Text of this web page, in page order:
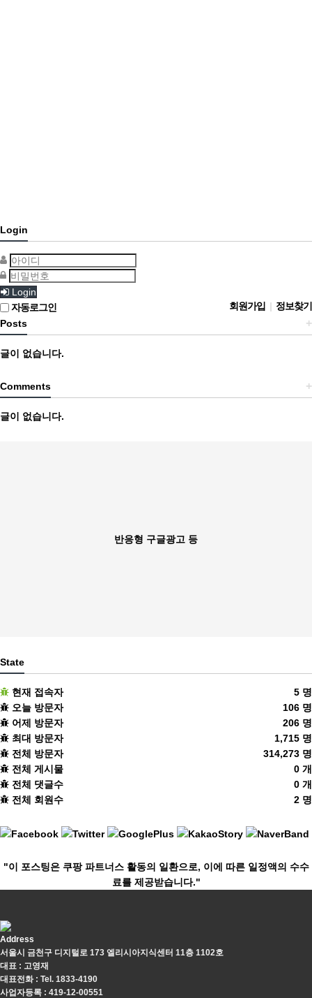
Login
Login
자동로그인
회원가입 | 정보찾기
+
Posts
글이 없습니다.
+
Comments
글이 없습니다.
반응형 구글광고 등
State
현재 접속자
5 명
오늘 방문자
106 명
어제 방문자
206 명
최대 방문자
1,715 명
전체 방문자
314,273 명
전체 게시물
0 개
전체 댓글수
0 개
전체 회원수
2 명
"이 포스팅은 쿠팡 파트너스 활동의 일환으로, 이에 따른 일정액의 수수
료를 제공받습니다."
Address
서울시 금천구 디지털로 173 엘리시아지식센터 11층 1102호
대표 : 고영재
대표전화 : Tel. 1833-4190
사업자등록 : 419-12-00551